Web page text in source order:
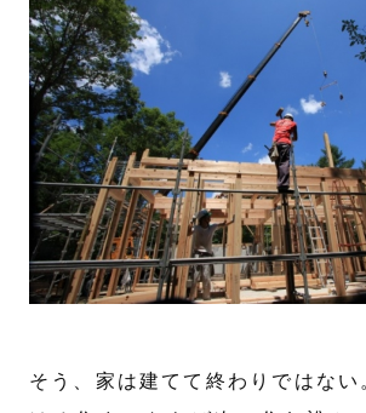
そう、家は建てて終わりではない